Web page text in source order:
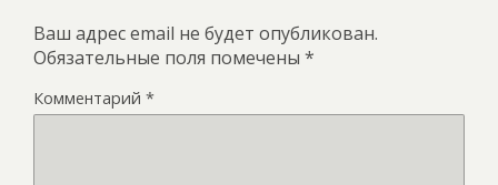
Ваш адрес email не будет опубликован.
Обязательные поля помечены *
Комментарий *